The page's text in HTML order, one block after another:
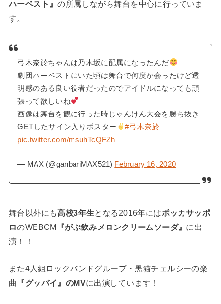
ハーベスト』の所属しながら舞台を中心に行っていま
す。
弓木奈於ちゃんは乃木坂に配属になったんだ
劇団ハーベストにいた頃は舞台で何度か会ったけど透
明感のある良い役者だったのでアイドルになっても頑
張って欲しいね
画像は舞台を観に行った時じゃんけん大会を勝ち抜き
GETしたサイン入りポスター
#弓木奈於
pic.twitter.com/msuhTcQFZh
— MAX (@ganbariMAX521) February 16, 2020
舞台以外にも高校3年生となる2016年にはポッカサッポ
ロのWEBCM 『がぶ飲みメロンクリームソーダ』 に出
演！！
また4人組ロックバンドグループ・黒猫チェルシーの楽
曲
『グッバイ』のMVに出演しています！